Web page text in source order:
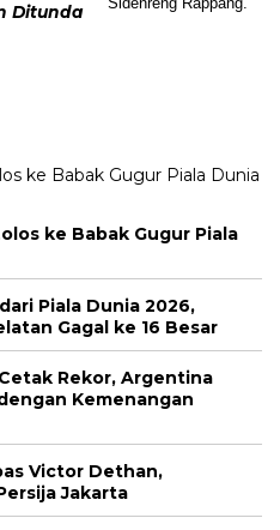
Ditunda
ke Babak Gugur Piala
Piala Dunia 2026,
Gagal ke 16 Besar
Rekor, Argentina
Kemenangan
Victor Dethan,
Jakarta